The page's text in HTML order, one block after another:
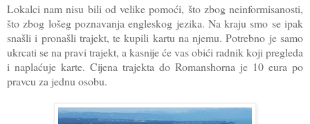
Lokalci nam nisu bili od velike pomoći, što zbog neinformisanosti,
što zbog lošeg poznavanja engleskog jezika. Na kraju smo se ipak
snašli i pronašli trajekt, te kupili kartu na njemu. Potrebno je samo
ukrcati se na pravi trajekt, a kasnije će vas obići radnik koji pregleda
i naplaćuje karte. Cijena trajekta do Romanshorna je 10 eura po
pravcu za jednu osobu.